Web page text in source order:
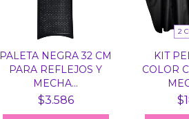
PALETA NEGRA 32 CM
PARA REFLEJOS Y
MECHA...
$3.586
2
KIT
COLOR